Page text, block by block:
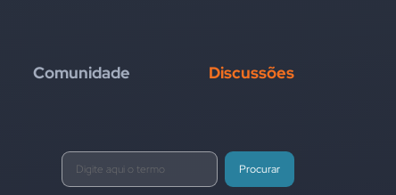
Comunidade Discussões
Procurar